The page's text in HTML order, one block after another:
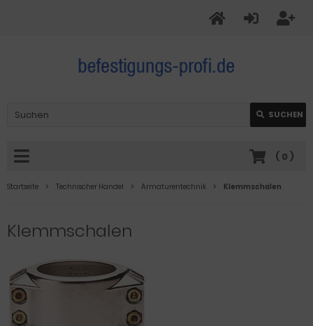
SUCHEN
( 0 )
Startseite Technischer Handel Armaturentechnik Klemmschalen
Klemmschalen